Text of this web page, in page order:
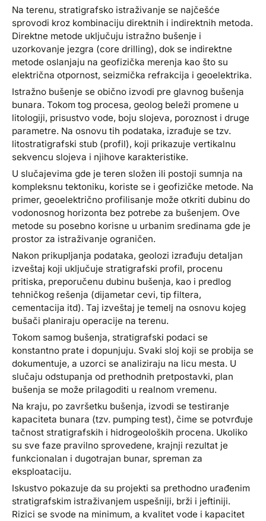
Na terenu, stratigrafsko istraživanje se najčešće
sprovodi kroz kombinaciju direktnih i indirektnih metoda.
Direktne metode uključuju istražno bušenje i
uzorkovanje jezgra (core drilling), dok se indirektne
metode oslanjaju na geofizička merenja kao što su
električna otpornost, seizmička refrakcija i geoelektrika.
Istražno bušenje se obično izvodi pre glavnog bušenja
bunara. Tokom tog procesa, geolog beleži promene u
litologiji, prisustvo vode, boju slojeva, poroznost i druge
parametre. Na osnovu tih podataka, izrađuje se tzv.
litostratigrafski stub (profil), koji prikazuje vertikalnu
sekvencu slojeva i njihove karakteristike.
U slučajevima gde je teren složen ili postoji sumnja na
kompleksnu tektoniku, koriste se i geofizičke metode. Na
primer, geoelektrično profilisanje može otkriti dubinu do
vodonosnog horizonta bez potrebe za bušenjem. Ove
metode su posebno korisne u urbanim sredinama gde je
prostor za istraživanje ograničen.
Nakon prikupljanja podataka, geolozi izrađuju detaljan
izveštaj koji uključuje stratigrafski profil, procenu
pritiska, preporučenu dubinu bušenja, kao i predlog
tehničkog rešenja (dijametar cevi, tip filtera,
cementacija itd). Taj izveštaj je temelj na osnovu kojeg
bušači planiraju operacije na terenu.
Tokom samog bušenja, stratigrafski podaci se
konstantno prate i dopunjuju. Svaki sloj koji se probija se
dokumentuje, a uzorci se analiziraju na licu mesta. U
slučaju odstupanja od prethodnih pretpostavki, plan
bušenja se može prilagoditi u realnom vremenu.
Na kraju, po završetku bušenja, izvodi se testiranje
kapaciteta bunara (tzv. pumping test), čime se potvrđuje
tačnost stratigrafskih i hidrogeoloških procena. Ukoliko
su sve faze pravilno sprovedene, krajnji rezultat je
funkcionalan i dugotrajan bunar, spreman za
eksploataciju.
Iskustvo pokazuje da su projekti sa prethodno urađenim
stratigrafskim istraživanjem uspešniji, brži i jeftiniji.
Rizici se svode na minimum, a kvalitet vode i kapacitet